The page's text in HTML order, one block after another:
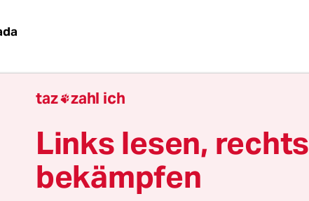
zu überhören. Nicht nur der Direktor der
Gedenkstätten, Axel Drecoll, hatte sich
Christoph Berndt ausgesprochen, sondern
und Präsident des Internationalen
Bernt Lund. In einem gemeinsamen Appell,
und Martin Sabrow, den Direktoren des
taz zahl ich
Links lesen, rechts
bekämpfen